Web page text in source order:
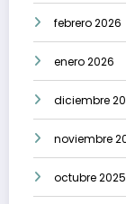
febrero 2026
enero 2026
diciembre
noviembre
octubre 2025